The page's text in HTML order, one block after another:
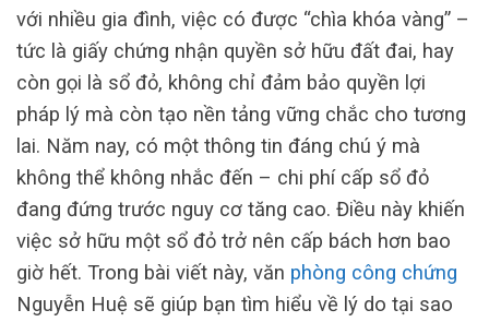
với nhiều gia đình, việc có được “chìa khóa vàng” –
tức là giấy chứng nhận quyền sở hữu đất đai, hay
còn gọi là sổ đỏ, không chỉ đảm bảo quyền lợi
pháp lý mà còn tạo nền tảng vững chắc cho tương
lai. Năm nay, có một thông tin đáng chú ý mà
không thể không nhắc đến – chi phí cấp sổ đỏ
đang đứng trước nguy cơ tăng cao. Điều này khiến
việc sở hữu một sổ đỏ trở nên cấp bách hơn bao
giờ hết. Trong bài viết này, văn phòng công chứng
Nguyễn Huệ sẽ giúp bạn tìm hiểu về lý do tại sao